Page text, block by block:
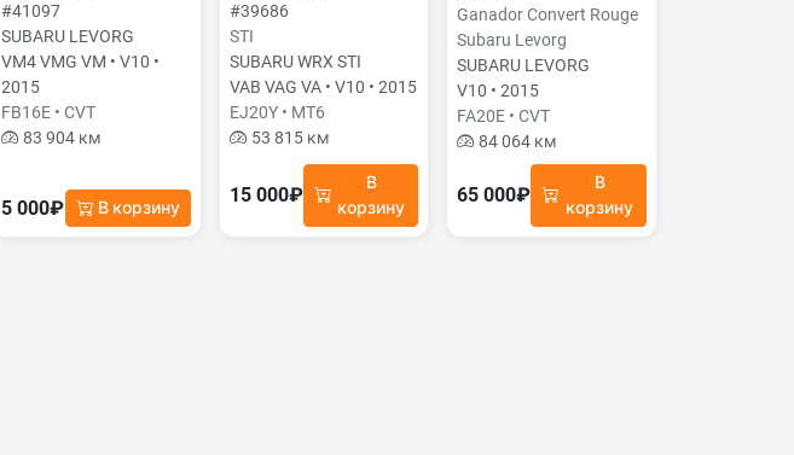
#41097
SUBARU LEVORG
VM4 VMG VM • V10 •
2015
FB16E • CVT
83 904 км
5 000₽ В корзину
#39686
STI
SUBARU WRX STI
VAB VAG VA • V10 • 2015
EJ20Y • MT6
53 815 км
15 000₽
В
корзину
Ganador Convert Rouge
Subaru Levorg
SUBARU LEVORG
V10 • 2015
FA20E • CVT
84 064 км
65 000₽
В
корзину